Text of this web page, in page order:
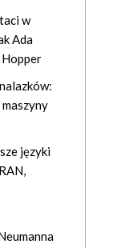
w
Ada
Hopper
języki